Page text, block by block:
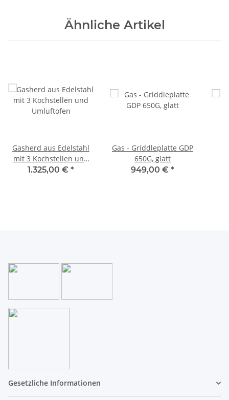
Ähnliche Artikel
Gasherd aus Edelstahl
mit 3 Kochstellen und
Umluftofen
1.325,00 € *
Gas - Griddleplatte GDP
650G, glatt
949,00 € *
Gesetzliche Informationen